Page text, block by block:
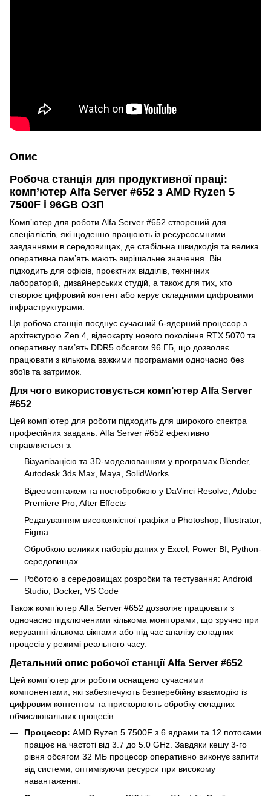
Опис
Робоча станція для продуктивної праці:
комп’ютер Alfa Server #652 з AMD Ryzen 5
7500F і 96GB ОЗП
Комп’ютер для роботи Alfa Server #652 створений для
спеціалістів, які щоденно працюють із ресурсоємними
завданнями в середовищах, де стабільна швидкодія та велика
оперативна памʼять мають вирішальне значення. Він
підходить для офісів, проєктних відділів, технічних
лабораторій, дизайнерських студій, а також для тих, хто
створює цифровий контент або керує складними цифровими
інфраструктурами.
Ця робоча станція поєднує сучасний 6-ядерний процесор з
архітектурою Zen 4, відеокарту нового покоління RTX 5070 та
оперативну пам’ять DDR5 обсягом 96 ГБ, що дозволяє
працювати з кількома важкими програмами одночасно без
збоїв та затримок.
Для чого використовується комп’ютер Alfa Server
#652
Цей комп’ютер для роботи підходить для широкого спектра
професійних завдань. Alfa Server #652 ефективно
справляється з:
Візуалізацією та 3D-моделюванням у програмах Blender,
Autodesk 3ds Max, Maya, SolidWorks
Відеомонтажем та постобробкою у DaVinci Resolve, Adobe
Premiere Pro, After Effects
Редагуванням високоякісної графіки в Photoshop, Illustrator,
Figma
Обробкою великих наборів даних у Excel, Power BI, Python-
середовищах
Роботою в середовищах розробки та тестування: Android
Studio, Docker, VS Code
Також комп’ютер Alfa Server #652 дозволяє працювати з
одночасно підключеними кількома моніторами, що зручно при
керуванні кількома вікнами або під час аналізу складних
процесів у режимі реального часу.
Детальний опис робочої станції Alfa Server #652
Цей комп’ютер для роботи оснащено сучасними
компонентами, які забезпечують безперебійну взаємодію із
цифровим контентом та прискорюють обробку складних
обчислювальних процесів.
Процесор: AMD Ryzen 5 7500F з 6 ядрами та 12 потоками
працює на частоті від 3.7 до 5.0 GHz. Завдяки кешу 3-го
рівня обсягом 32 МБ процесор оперативно виконує запити
від системи, оптимізуючи ресурси при високому
навантаженні.